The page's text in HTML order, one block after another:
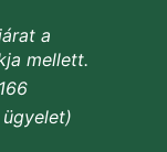
a
mellett.